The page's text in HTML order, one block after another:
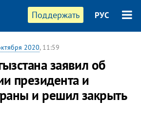
Поддержать РУС
2020, 11:59
заявил об
президента и
и решил закрыть